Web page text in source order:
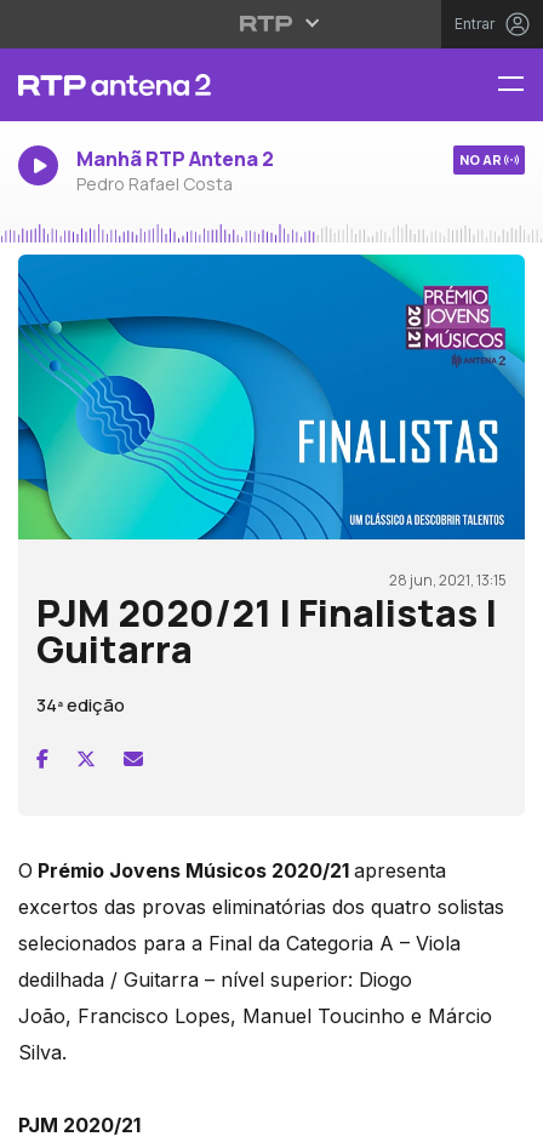
Entrar
Manhã RTP Antena 2
Pedro Rafael Costa
NO AR
28 jun, 2021, 13:15
PJM 2020/21 | Finalistas |
Guitarra
34ª edição
O Prémio Jovens Músicos 2020/21 apresenta
excertos das provas eliminatórias dos quatro solistas
selecionados para a Final da Categoria A – Viola
dedilhada / Guitarra – nível superior: Diogo
João, Francisco Lopes, Manuel Toucinho e Márcio
Silva.
PJM 2020/21